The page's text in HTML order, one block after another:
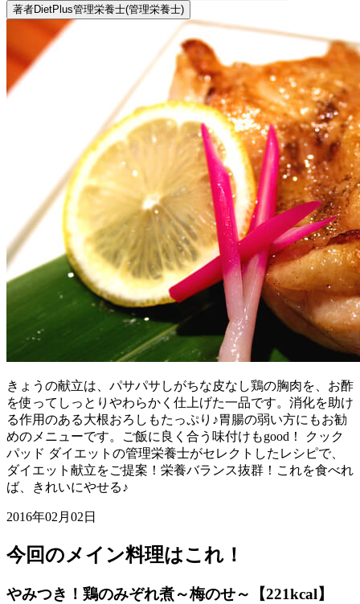
著者DietPlus管理栄養士(管理栄養士)
きょうの献立は、パサパサしがちな皮なし鶏の胸肉を、お酢
を使ってしっとりやわらかく仕上げた一品です。消化を助け
る作用のある大根おろしもたっぷり♪胃腸の弱い方にもお勧
めのメニューです。ご飯に良く合う味付けもgood！ クック
パッド ダイエットの管理栄養士がセレクトしたレシピで、
ダイエット献立をご提案！栄養バランス抜群！これを食べれ
ば、きれいにやせる♪
2016年02月02日
今回のメイン料理はこれ！
やみつき！鶏のみぞれ煮～梅のせ～【221kcal】